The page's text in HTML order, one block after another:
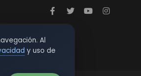
Al
y uso de